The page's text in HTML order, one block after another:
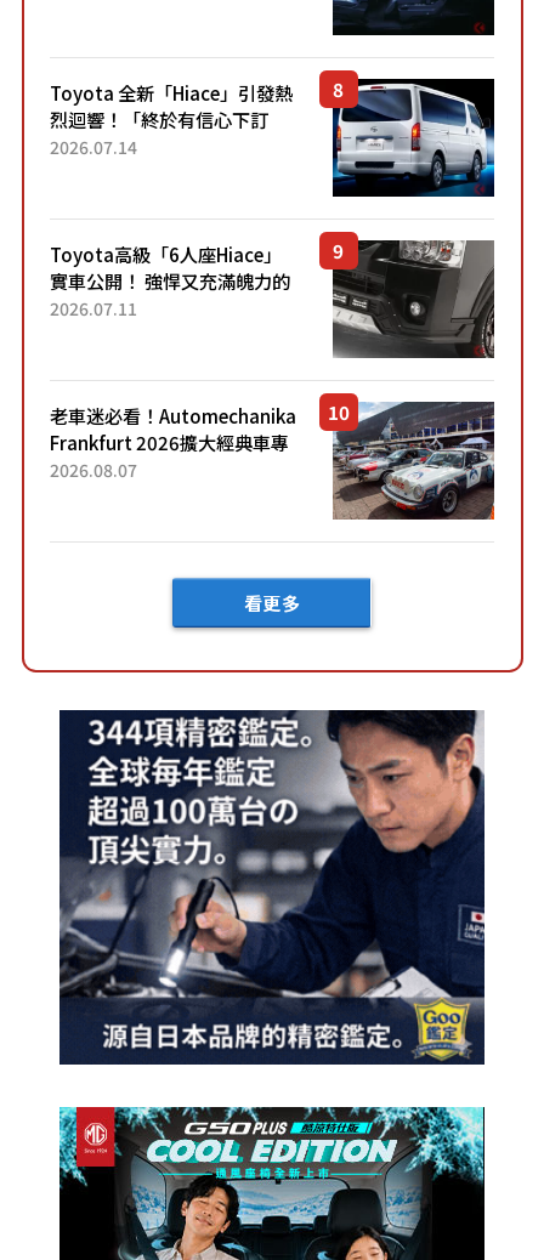
「三...
Toyota 全新「Hiace」引發熱
烈迴響！「終於有信心下訂
了！」「哪個等級交車最
車？...
2026.07.14
Toyota高級「6人座Hiace」
實車公開！ 強悍又充滿魄力的
「全黑設計」搭配特別「豪華
2026.07.11
老車迷必看！Automechanika
Frankfurt 2026擴大經典車專
區 1954年珍稀古董車現場修復
2026.08.07
看更多